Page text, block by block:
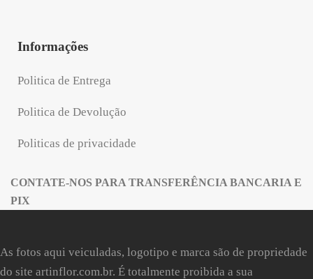
Informações
Politica de Entrega
Politica de Devolução
Politicas de privacidade
CONTATE-NOS PARA TRANSFERÊNCIA BANCARIA E
PIX
As fotos aqui veiculadas, logotipo e marca são de propriedade
do site artinflor.com.br. É totalmente proibida a sua